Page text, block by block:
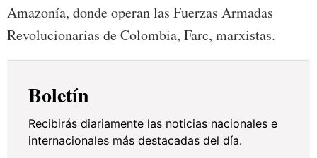
Amazonía, donde operan las Fuerzas Armadas
Revolucionarias de Colombia, Farc, marxistas.
Boletín
Recibirás diariamente las noticias nacionales e
internacionales más destacadas del día.